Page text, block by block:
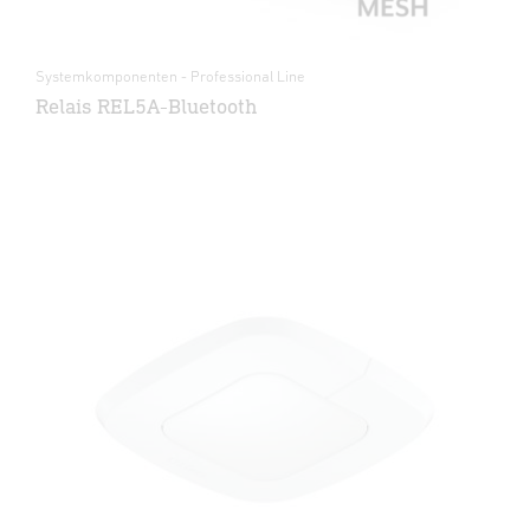
Systemkomponenten - Professional Line
Relais REL5A-Bluetooth